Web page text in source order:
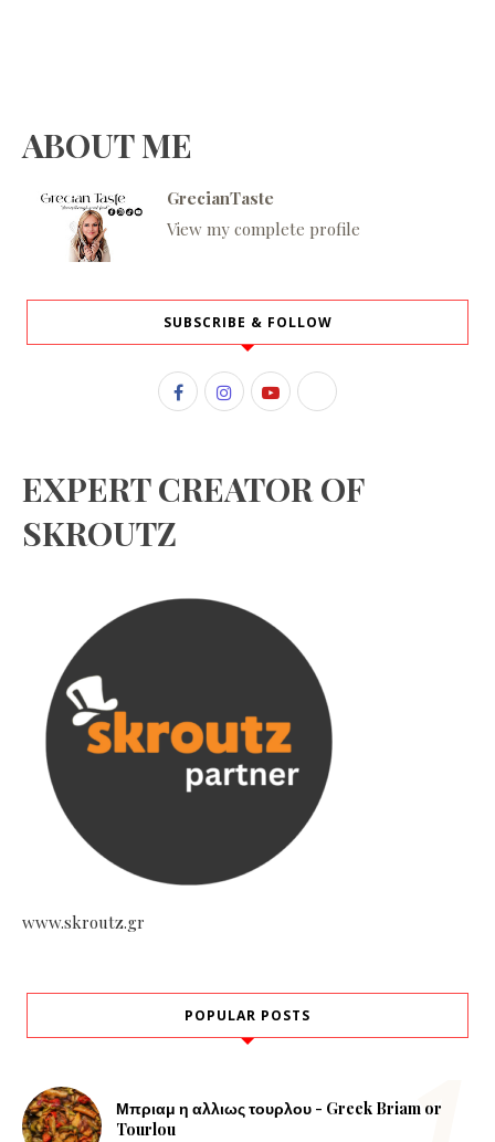
ABOUT ME
GrecianTaste
View my complete profile
SUBSCRIBE & FOLLOW
EXPERT CREATOR OF
SKROUTZ
www.skroutz.gr
POPULAR POSTS
Μπριαμ η αλλιως τουρλου - Greek Briam or
Tourlou